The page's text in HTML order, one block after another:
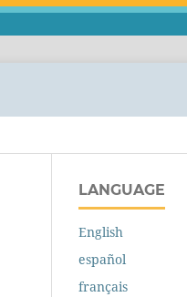
LANGUAGE
English
español
français